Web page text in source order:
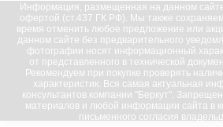
Информация, размещенная на данном
офертой (ст.437 ГК РФ). Мы также
время отменить любое предложение или
данном сайте без предварительного
фотографии носят информационный
от представленного в технической
Рекомендуем при покупке проверять
характеристик. Вся самая актуальная
консультантов компании "Беркут".
материалов и любой информации сайта в
письменного согласия